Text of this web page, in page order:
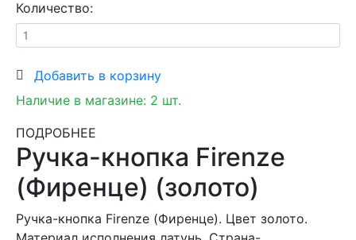
Количество:
Добавить в корзину
Наличие в магазине: 2 шт.
ПОДРОБНЕЕ
Ручка-кнопка Firenze
(Фиренце) (золото)
Ручка-кнопка Firenze (Фиренце). Цвет золото.